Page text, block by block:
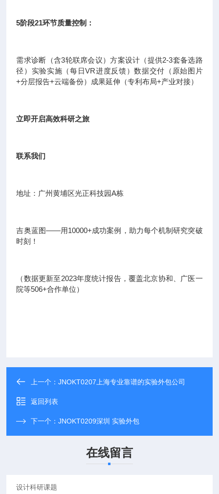
5阶段21环节质量控制：
需求诊断（含3轮联席会议）方案设计（提供2-3套备选路
径）实验实施（每日VR进度反馈）数据交付（原始图片
+分层报告+云端备份）成果延伸（专利布局+产业对接）
立即开启高效科研之旅
联系我们
地址：广州黄埔区光正科技园A栋
吉奥蓝图——用10000+成功案例，助力每个机制研究突破
时刻！
（数据更新至2023年度统计报告，覆盖北京协和、广医一
院等506+合作单位）
上一个：JNOKT0207上海专业靠谱的实验外包公司
返回列表
下一个：JNOKT0209深圳 实验外包
在线留言